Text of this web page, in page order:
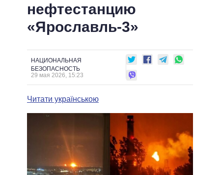
ОБЗОРЫ
ДАЙДЖЕСТЫ
ПРЕЗИДЕНТ И ОФИС
ВЕРХОВНАЯ РАДА
КАБИНЕТ МИНИСТРОВ
ГЛАВЫ ОБЛАДМИНИСТРАЦИЙ
МЭРЫ
ВСЕ ПЕРСОНЫ
ВИДЕО
СРАВНЕНИЕ ПОЛИТИКОВ
нефтестанцию
«Ярославль-3»
НАЦИОНАЛЬНАЯ
БЕЗОПАСНОСТЬ
29 мая 2026, 15:23
Читати українською